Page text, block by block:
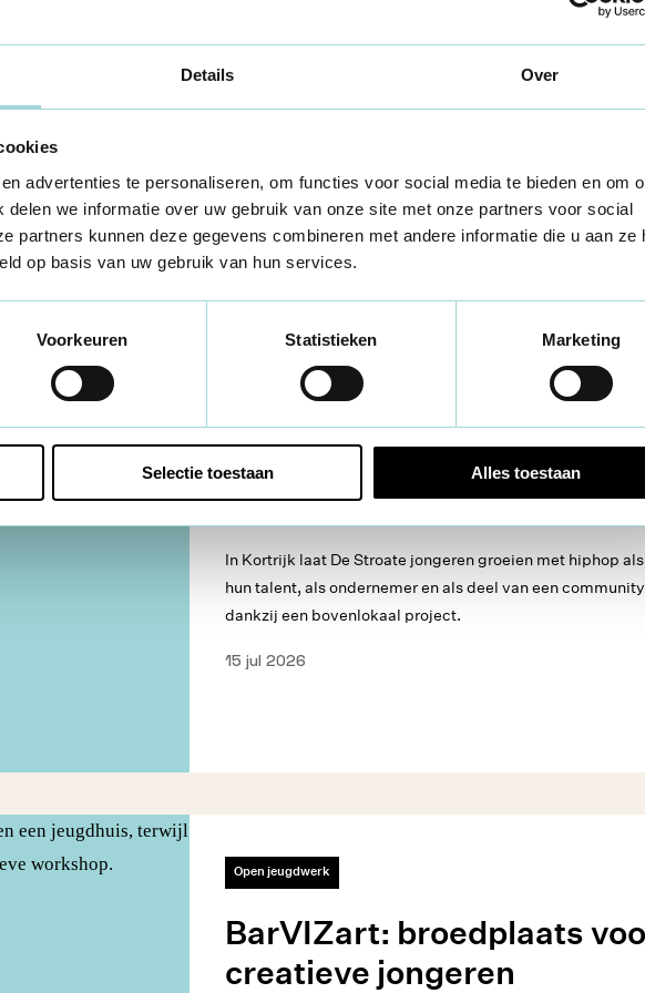
Details Over
advertenties te personaliseren, om functies voor social media te bieden en om
we informatie over uw gebruik van onze site met onze partners voor social
partners kunnen deze gegevens combineren met andere informatie die u aan ze
op basis van uw gebruik van hun services.
Voorkeuren Statistieken Marketing
Selectie toestaan Alles toestaan
21 mrt 2023
De Stroate: waar zorg een
manier van doen wordt
In Kortrijk laat De Stroate jongeren groeien met hiphop
hun talent, als ondernemer en als deel van een
dankzij een bovenlokaal project.
15 jul 2026
Open jeugdwerk
BarVIZart: broedplaats
creatieve jongeren